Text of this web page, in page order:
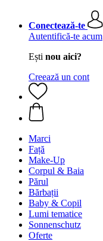
Conectează-te
Autentifică-te acum
Ești nou aici?
Creează un cont
Marci
Față
Make-Up
Corpul & Baia
Părul
Bărbații
Baby & Copil
Lumi tematice
Sonnenschutz
Oferte